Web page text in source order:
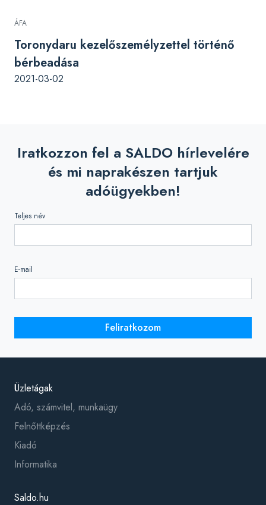
ÁFA
Toronydaru kezelőszemélyzettel történő
bérbeadása
2021-03-02
Iratkozzon fel a SALDO hírlevelére
és mi naprakészen tartjuk
adóügyekben!
Teljes név
E-mail
Feliratkozom
Üzletágak
Adó, számvitel, munkaügy
Felnőttképzés
Kiadó
Informatika
Saldo.hu